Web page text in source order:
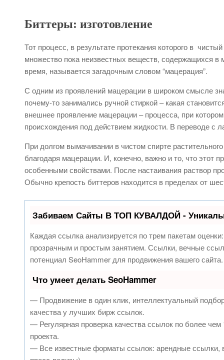
Биттеры: изготовление
Тот процесс, в результате протекания которого в
множество пока неизвестных веществ, содержащихся в
время, называется загадочным словом “мацерация”.
С одним из проявлений мацерации в широком смысле
почему-то занимались ручной стиркой – какая
внешнее проявление мацерации – процесса, при
происхождения под действием жидкости. В переводе с
При долгом вымачивании в чистом спирте
благодаря мацерации. И, конечно, важно и то, что этот
особенными свойствами. После настаивания раствор
Обычно крепость биттеров находится в пределах от
Забиваем Сайты В ТОП КУВАЛДОЙ -
Каждая ссылка анализируется по трем пакетам
прозрачным и простым занятием. Ссылки, вечные
потенциал SeoHammer для продвижения вашего сайта.
Что умеет делать SeoHammer
— Продвижение в один клик, интеллектуальный
качества у лучших бирж ссылок.
— Регулярная проверка качества ссылок по более
проекта.
— Все известные форматы ссылок: арендные ссылки,